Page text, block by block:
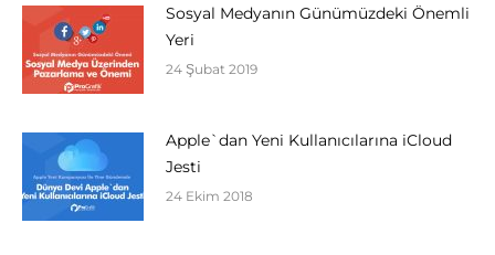
Sosyal Medyanın Günümüzdeki Önemli
Yeri
24 Şubat 2019
Apple`dan Yeni Kullanıcılarına iCloud
Jesti
24 Ekim 2018